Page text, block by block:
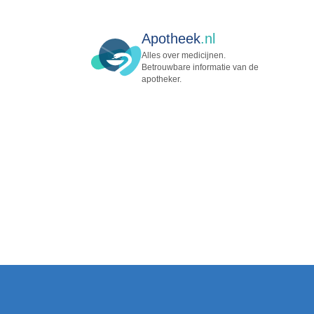
Apotheek.nl
Alles over medicijnen.
Betrouwbare informatie van de
apotheker.